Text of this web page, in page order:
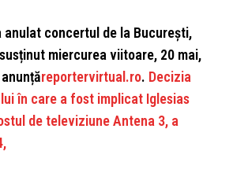
anulat concertul de la București,
miercurea viitoare, 20 mai,
reportervirtual.ro. Decizia
în care a fost implicat Iglesias
de televiziune Antena 3, a